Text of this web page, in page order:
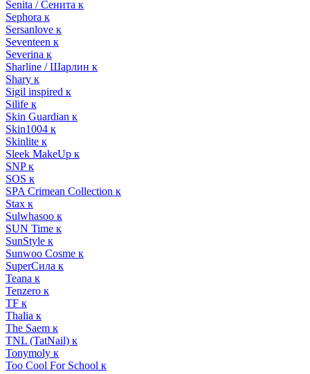
Senita / Сенита к
Sephora к
Sersanlove к
Seventeen к
Severina к
Sharline / Шарлин к
Shary к
Sigil inspired к
Silife к
Skin Guardian к
Skin1004 к
Skinlite к
Sleek MakeUp к
SNP к
SOS к
SPA Crimean Collection к
Stax к
Sulwhasoo к
SUN Time к
SunStyle к
Sunwoo Cosme к
SuperСила к
Teana к
Tenzero к
TF к
Thalia к
The Saem к
TNL (TatNail) к
Tonymoly к
Too Cool For School к